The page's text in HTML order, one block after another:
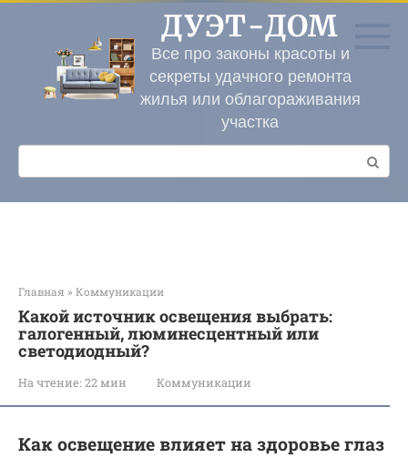
Перейти
контенту
ДУЭТ-ДОМ
Все про законы красоты и
секреты удачного ремонта
жилья или облагораживания
участка
Поиск:
Главная » Коммуникации
Какой источник освещения выбрать:
галогенный, люминесцентный или
светодиодный?
На чтение: 22 мин Коммуникации
Как освещение влияет на здоровье глаз